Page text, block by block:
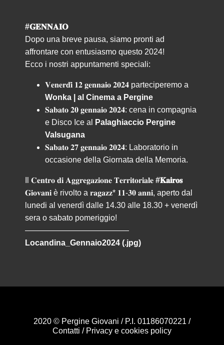
#𝐆𝐄𝐍𝐍𝐀𝐈𝐎
Dopo una breve pausa, siamo pronti ad
affrontare con entusiasmo questo 2024!
Ecco i nostri appuntamenti speciali:
𝐕𝐞𝐧𝐞𝐫𝐝𝐢̀ 𝟏𝟐 𝐠𝐞𝐧𝐧𝐚𝐢𝐨 𝟐𝟎𝟐𝟒 parteciperemo a
Wonka | al Cinema a Pergine
𝐒𝐚𝐛𝐚𝐭𝐨 𝟐𝟎 𝐠𝐞𝐧𝐧𝐚𝐢𝐨 𝟐𝟎𝟐𝟒: cena in compagnia
e Disco Ice al
Palaghiaccio Pergine
Valsugana
𝐒𝐚𝐛𝐚𝐭𝐨 𝟐𝟕 𝐠𝐞𝐧𝐧𝐚𝐢𝐨 𝟐𝟎𝟐𝟒: Laboratorio in
occasione della Giornata della Memoria.
Il 𝐂𝐞𝐧𝐭𝐫𝐨 𝐝𝐢 𝐀𝐠𝐠𝐫𝐞𝐠𝐚𝐳𝐢𝐨𝐧𝐞 𝐓𝐞𝐫𝐫𝐢𝐭𝐨𝐫𝐢𝐚𝐥𝐞 #𝐊𝐚𝐢𝐫𝐨𝐬
𝐆𝐢𝐨𝐯𝐚𝐧𝐢 è rivolto a 𝐫𝐚𝐠𝐚𝐳𝐳* 𝟏𝟏-𝟑𝟎 𝐚𝐧𝐧𝐢, aperto dal
lunedi al venerdì dalle 14.30 alle 18.30 + venerdì
sera o sabato pomeriggio!
—————————————
Locandina_Gennaio2024 (.jpg)
2020 © Pergine Giovani / P.I. 01186070221 /
Contatti / Privacy e cookies policy